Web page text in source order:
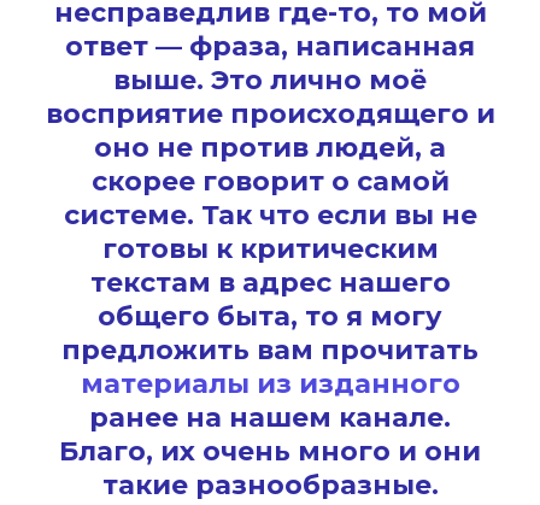
несправедлив где-то, то мой
ответ — фраза, написанная
выше. Это лично моё
восприятие происходящего и
оно не против людей, а
скорее говорит о самой
системе. Так что если вы не
готовы к критическим
текстам в адрес нашего
общего быта, то я могу
предложить вам прочитать
материалы из изданного
ранее на нашем канале.
Благо, их очень много и они
такие разнообразные.